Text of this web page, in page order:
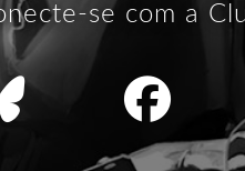
se com a